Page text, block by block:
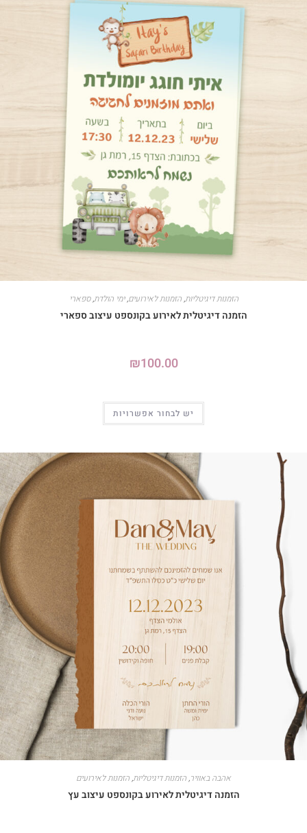
הזמנות דיגיטליות,הזמנות לאירועים,ימי הולדת,ספארי
הזמנה דיגיטלית לאירוע בקונספט עיצוב ספארי
₪100.00
יש לבחור אפשרויות
אהבה באוויר,הזמנות דיגיטליות,הזמנות לאירועים
הזמנה דיגיטלית לאירוע בקונספט עיצוב עץ